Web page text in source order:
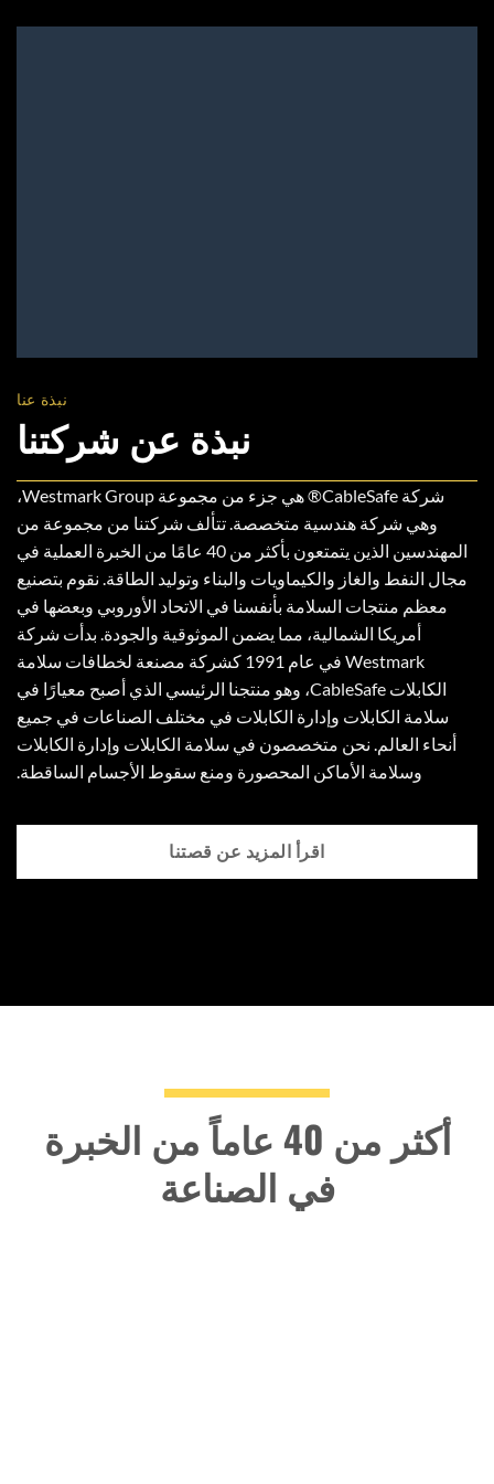
نبذة عنا
نبذة عن شركتنا
شركة CableSafe® هي جزء من مجموعة Westmark Group،
وهي شركة هندسية متخصصة. تتألف شركتنا من مجموعة من
المهندسين الذين يتمتعون بأكثر من 40 عامًا من الخبرة العملية في
مجال النفط والغاز والكيماويات والبناء وتوليد الطاقة. نقوم بتصنيع
معظم منتجات السلامة بأنفسنا في الاتحاد الأوروبي وبعضها في
أمريكا الشمالية، مما يضمن الموثوقية والجودة. بدأت شركة
Westmark في عام 1991 كشركة مصنعة لخطافات سلامة
الكابلات CableSafe، وهو منتجنا الرئيسي الذي أصبح معيارًا في
سلامة الكابلات وإدارة الكابلات في مختلف الصناعات في جميع
أنحاء العالم. نحن متخصصون في سلامة الكابلات وإدارة الكابلات
وسلامة الأماكن المحصورة ومنع سقوط الأجسام الساقطة.
اقرأ المزيد عن قصتنا
أكثر من 40 عاماً من الخبرة
في الصناعة